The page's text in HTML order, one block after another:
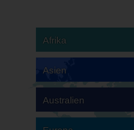
Afrika
Asien
Australien